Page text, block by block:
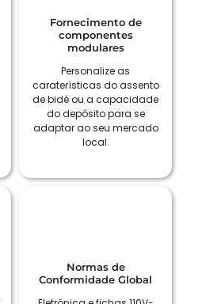
Fornecimento de
componentes
modulares
Personalize as
caraterísticas do assento
de bidé ou a capacidade
do depósito para se
adaptar ao seu mercado
local.
Normas de
Conformidade Global